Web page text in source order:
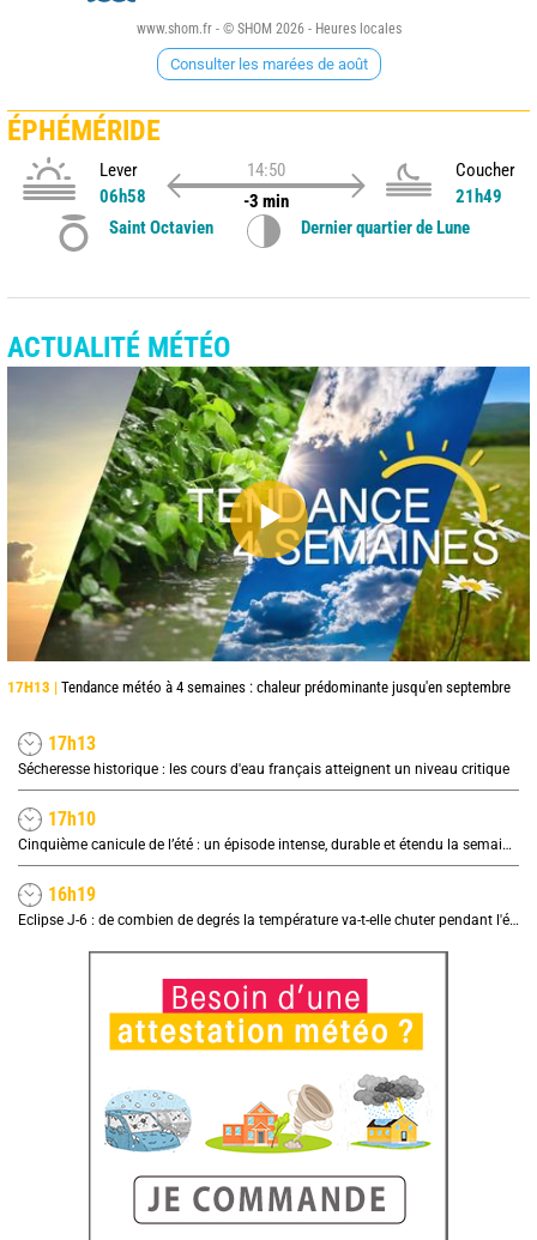
www.shom.fr - © SHOM 2026 - Heures locales
Consulter les marées de août
ÉPHÉMÉRIDE
Lever
06h58
14:50
-3 min
Coucher
21h49
Saint Octavien
Dernier quartier de Lune
ACTUALITÉ MÉTÉO
17H13 | Tendance météo à 4 semaines : chaleur prédominante jusqu'en septembre
17h13
Sécheresse historique : les cours d'eau français atteignent un niveau critique
17h10
Cinquième canicule de l’été : un épisode intense, durable et étendu la semaine prochaine
16h19
Eclipse J-6 : de combien de degrés la température va-t-elle chuter pendant l'éclipse du 12 août ?